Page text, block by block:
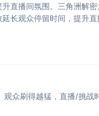
直播间氛围。三角洲解
长观众停留时间，提升
众刷得越猛，直播/